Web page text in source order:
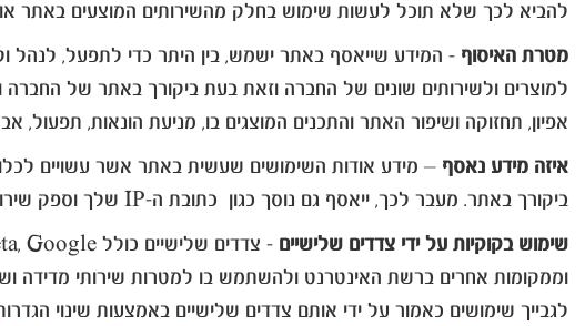
להביא לכך שלא תוכל לעשות שימוש בחלק מהשירותים המוצעים באתר
מטרת האיסוף - המידע שייאסף באתר ישמש, בין היתר כדי לתפעל, לנהל
למוצרים ולשירותים שונים של החברה וזאת בעת ביקורך באתר של
אפיון, תחזוקה ושיפור האתר והתכנים המוצגים בו, מניעת הונאות, תפעול,
איזה מידע נאסף – מידע אודות השימושים שעשית באתר אשר עשויים
ביקורך באתר. מעבר לכך, ייאסף גם נוסך כגון כתובת ה-IP שלך וספק שירותי האינטרנט שלך.
שימוש בקוקיות על ידי צדדים שלישיים
וממקומות אחרים ברשת האינטרנט ולהשתמש בו למטרות שירותי מדידה
לגבייך שימושים כאמור על ידי אותם צדדים שלישיים באמצעות שינוי